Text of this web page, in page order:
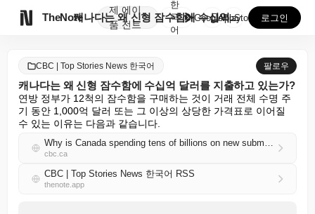
TheNote
제
품
에이
전트
캐나다는 왜 신형 잠수함에 수십억 달러를 지출하고 있는...
한
국
어
GooglePlay
AppStore 로그인
CBC | Top Stories News 한국어 팔로우
캐나다는 왜 신형 잠수함에 수십억 달러를 지출하고 있는가?
연방 정부가 12척의 잠수함을 구매하는 것이 거래 전체 수명 주
기 동안 1,000억 달러 또는 그 이상의 상당한 가격표로 이어질
수 있는 이유는 다음과 같습니다.
Why is Canada spending tens of billions on new submarines?
cbc.ca
CBC | Top Stories News 한국어 RSS
thenote.app